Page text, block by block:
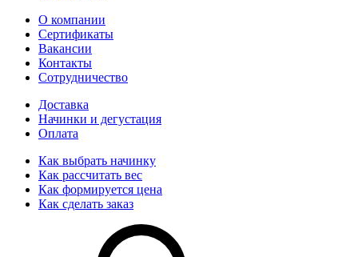
О компании
Сертификаты
Вакансии
Контакты
Сотрудничество
Доставка
Начинки и дегустация
Оплата
Как выбрать начинку
Как рассчитать вес
Как формируется цена
Как сделать заказ